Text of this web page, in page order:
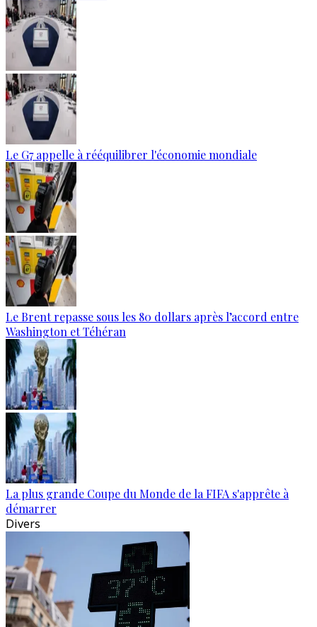
Le G7 appelle à rééquilibrer l'économie mondiale
Le Brent repasse sous les 80 dollars après l’accord entre
Washington et Téhéran
La plus grande Coupe du Monde de la FIFA s'apprête à
démarrer
Divers